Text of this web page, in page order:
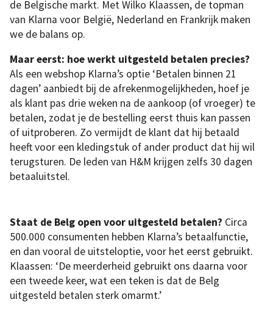
de Belgische markt. Met Wilko Klaassen, de topman
van Klarna voor België, Nederland en Frankrijk maken
we de balans op.
Maar eerst: hoe werkt uitgesteld betalen precies?
Als een webshop Klarna’s optie ‘Betalen binnen 21
dagen’ aanbiedt bij de afrekenmogelijkheden, hoef je
als klant pas drie weken na de aankoop (of vroeger) te
betalen, zodat je de bestelling eerst thuis kan passen
of uitproberen. Zo vermijdt de klant dat hij betaald
heeft voor een kledingstuk of ander product dat hij wil
terugsturen. De leden van H&M krijgen zelfs 30 dagen
betaaluitstel.
Staat de Belg open voor uitgesteld betalen? Circa
500.000 consumenten hebben Klarna’s betaalfunctie,
en dan vooral de uitsteloptie, voor het eerst gebruikt.
Klaassen: ‘De meerderheid gebruikt ons daarna voor
een tweede keer, wat een teken is dat de Belg
uitgesteld betalen sterk omarmt.’